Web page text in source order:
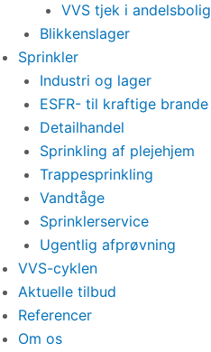
VVS tjek i andelsbolig
Blikkenslager
Sprinkler
Industri og lager
ESFR- til kraftige brande
Detailhandel
Sprinkling af plejehjem
Trappesprinkling
Vandtåge
Sprinklerservice
Ugentlig afprøvning
VVS-cyklen
Aktuelle tilbud
Referencer
Om os